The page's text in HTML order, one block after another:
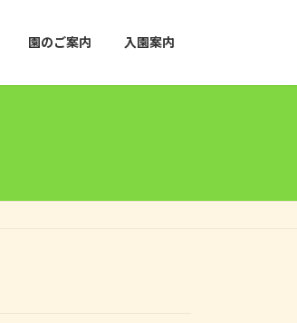
園のご案内 入園案内